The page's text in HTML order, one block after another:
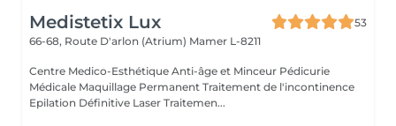
Medistetix Lux
53
66-68, Route D'arlon (Atrium) Mamer L-8211
Centre Medico-Esthétique Anti-âge et Minceur Pédicurie
Médicale Maquillage Permanent Traitement de l'incontinence
Epilation Définitive Laser Traitemen...